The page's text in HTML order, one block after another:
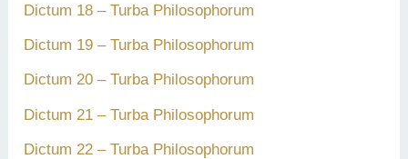
Dictum 18 – Turba Philosophorum
Dictum 19 – Turba Philosophorum
Dictum 20 – Turba Philosophorum
Dictum 21 – Turba Philosophorum
Dictum 22 – Turba Philosophorum